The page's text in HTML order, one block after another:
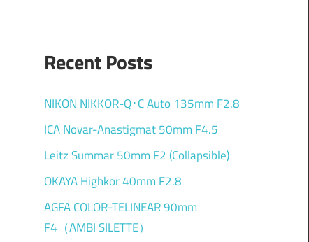
Recent Posts
NIKON NIKKOR-Q･C Auto 135mm F2.8
ICA Novar-Anastigmat 50mm F4.5
Leitz Summar 50mm F2 (Collapsible)
OKAYA Highkor 40mm F2.8
AGFA COLOR-TELINEAR 90mm
F4（AMBI SILETTE）